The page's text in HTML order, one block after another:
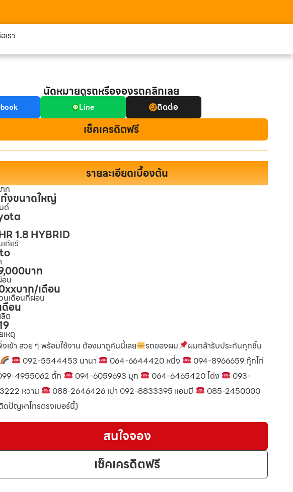
เรา
นัดหมายดูรถหรือจองรถคลิกเลย
Line ติดต่อ
เช็คเครดิตฟรี
รายละเอียดเบื้องต้น
ท
ก๋งขนาดใหญ่
ด์
1.8 HYBRID
กียร์
บาท
อน
บาท/เดือน
นเดือนที่ผ่อน
เดือน
ต
เหตุ
งเข้า สวย ๆ พร้อมใช้งาน ต้องมาดูคันนี้เลย
รถของผม
ผมกล้ารับประกันทุกชิ้น
092-5544453 นานา 064-6644420 หนึ่ง
094-8966659 กุ๊กไก่
4955062 ตั๊ก
094-6059693 มุก 064-6465420 โด่ง
093-
หวาน
088-2646426 เปา 092-8833395 แอมมี
085-2450000
ดปัญหาโทรตรงเบอร์นี้)
สนใจจอง
เช็คเครดิตฟรี